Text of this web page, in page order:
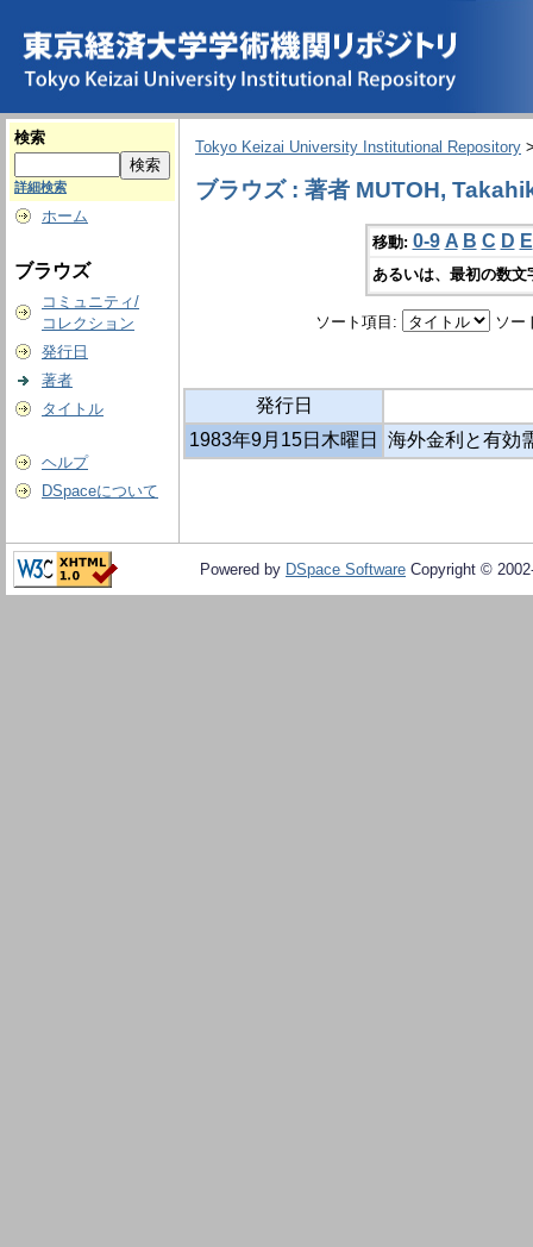
検索
詳細検索
ホーム
ブラウズ
コミュニティ/
コレクション
発行日
著者
タイトル
ヘルプ
DSpaceについて
Tokyo Keizai University Institutional Repository
ブラウズ : 著者 MUTOH,
移動: 0-9 A B C D E
あるいは、最初の数
ソート項目: ソー
発行日
1983年9月15日木曜日
海外金利と有効
Powered by DSpace Software Copyright ©